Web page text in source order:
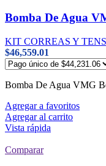
Bomba De Agua
KIT CORREAS Y
$46,559.01
Bomba De Agua VMG
Agregar a favoritos
Agregar al carrito
Vista rápida
Comparar